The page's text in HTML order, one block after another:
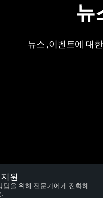
뉴
뉴스 ,이벤트에 대
원
담을 위해 전문가에게 전화해
.